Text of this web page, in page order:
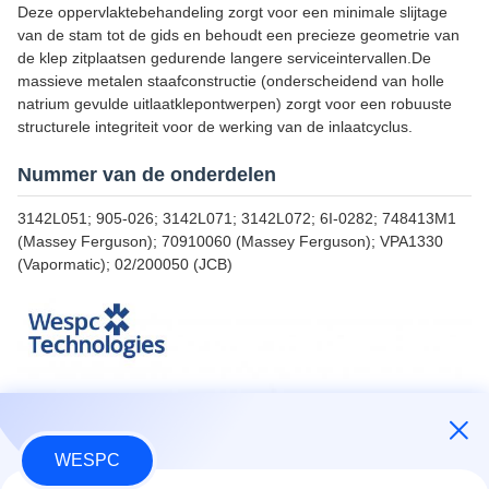
Deze oppervlaktebehandeling zorgt voor een minimale slijtage
van de stam tot de gids en behoudt een precieze geometrie van
de klep zitplaatsen gedurende langere serviceintervallen.De
massieve metalen staafconstructie (onderscheidend van holle
natrium gevulde uitlaatklepontwerpen) zorgt voor een robuuste
structurele integriteit voor de werking van de inlaatcyclus.
Nummer van de onderdelen
3142L051; 905-026; 3142L071; 3142L072; 6I-0282; 748413M1
(Massey Ferguson); 70910060 (Massey Ferguson); VPA1330
(Vapormatic); 02/200050 (JCB)
WESPC